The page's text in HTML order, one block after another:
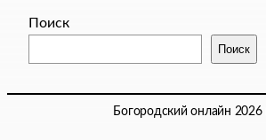
Поиск
Поиск
Богородский онлайн 2026